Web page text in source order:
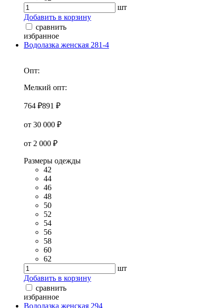
шт
Добавить в корзину
сравнить
избранное
Водолазка женская 281-4
Опт:
Мелкий опт:
764 ₽891 ₽
от 30 000 ₽
от 2 000 ₽
Размеры одежды
42
44
46
48
50
52
54
56
58
60
62
шт
Добавить в корзину
сравнить
избранное
Водолазка женская 294